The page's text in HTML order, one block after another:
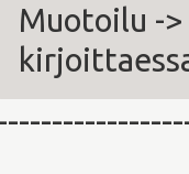
Muotoilu -